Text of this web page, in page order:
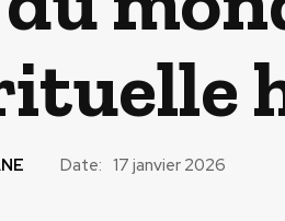
Date: 17 janvier 2026